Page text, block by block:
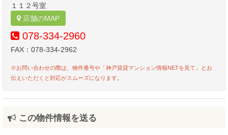
１１２号室
店舗のMAP
078-334-2960
FAX：078-334-2962
※お問い合わせの際は、物件番号や「神戸賃貸マンション情報NETを見て」とお
伝えいただくと対応がスムーズになります。
この物件情報を送る